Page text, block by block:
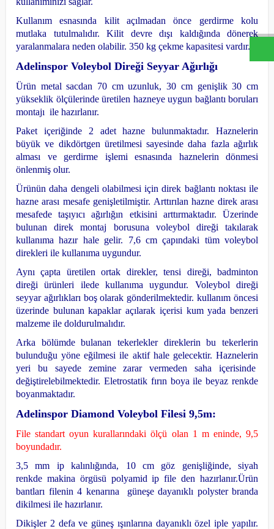
W
h
a
s
a
p
p
D
e
s
t
e
H
a
t
t
Kullanım esnasında kilit açılmadan önce gerdirme kolu
mutlaka tutulmalıdır. Kilit devre dışı kaldığında dönerek
yaralanmalara neden olabilir. 350 kg çekme kapasitesi vardır.
Adelinspor Voleybol Direği Seyyar Ağırlığı
Ürün metal sacdan 70 cm uzunluk, 30 cm genişlik 30 cm
yükseklik ölçülerinde üretilen hazneye uygun bağlantı boruları
montajı ile hazırlanır.
Paket içeriğinde 2 adet hazne bulunmaktadır. Haznelerin
büyük ve dikdörtgen üretilmesi sayesinde daha fazla ağırlık
alması ve gerdirme işlemi esnasında haznelerin dönmesi
önlenmiş olur.
Ürünün daha dengeli olabilmesi için direk bağlantı noktası ile
hazne arası mesafe genişletilmiştir. Arttırılan hazne direk arası
mesafede taşıyıcı ağırlığın etkisini arttırmaktadır. Üzerinde
bulunan direk montaj borusuna voleybol direği takılarak
kullanıma hazır hale gelir. 7,6 cm çapındaki tüm voleybol
direkleri ile kullanıma uygundur.
Aynı çapta üretilen ortak direkler, tensi direği, badminton
direği ürünleri ilede kullanıma uygundur. Voleybol direği
seyyar ağırlıkları boş olarak gönderilmektedir. kullanım öncesi
üzerinde bulunan kapaklar açılarak içerisi kum yada benzeri
malzeme ile doldurulmalıdır.
Arka bölümde bulanan tekerlekler direklerin bu tekerlerin
bulunduğu yöne eğilmesi ile aktif hale gelecektir. Haznelerin
yeri bu sayede zemine zarar vermeden saha içerisinde
değiştirelebilmektedir. Eletrostatik fırın boya ile beyaz renkde
boyanmaktadır.
Adelinspor Diamond Voleybol Filesi 9,5m:
File standart oyun kurallarındaki ölçü olan 1 m eninde, 9,5
boyundadır.
3,5 mm ip kalınlığında, 10 cm göz genişliğinde, siyah
renkde makina örgüsü polyamid ip file den hazırlanır.Ürün
bantları filenin 4 kenarına güneşe dayanıklı polyster branda
dikilmesi ile hazırlanır.
Dikişler 2 defa ve güneş ışınlarına dayanıklı özel iple yapılır.